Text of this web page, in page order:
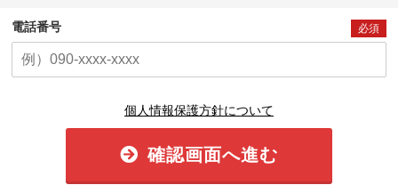
電話番号 必須
個人情報保護方針について
確認画面へ進む